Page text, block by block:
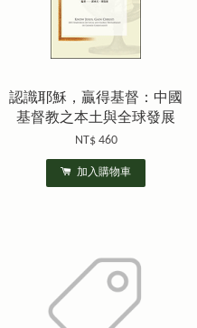
認識耶穌，贏得基督：中國
基督教之本土與全球發展
NT$ 460
加入購物車